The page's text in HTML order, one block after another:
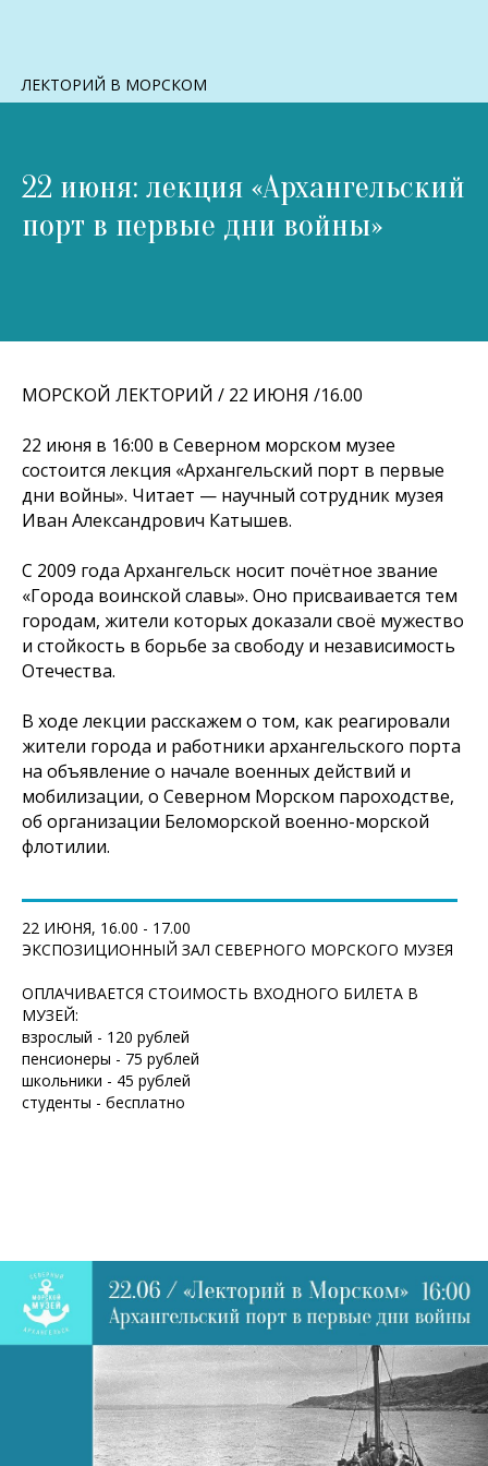
ЛЕКТОРИЙ В МОРСКОМ
22 июня: лекция «Архангельский
порт в первые дни войны»
МОРСКОЙ ЛЕКТОРИЙ / 22 ИЮНЯ /16.00
22 июня в 16:00 в Северном морском музее
состоится лекция «Архангельский порт в первые
дни войны». Читает — научный сотрудник музея
Иван Александрович Катышев.
С 2009 года Архангельск носит почётное звание
«Города воинской славы». Оно присваивается тем
городам, жители которых доказали своё мужество
и стойкость в борьбе за свободу и независимость
Отечества.
В ходе лекции расскажем о том, как реагировали
жители города и работники архангельского порта
на объявление о начале военных действий и
мобилизации, о Северном Морском пароходстве,
об организации Беломорской военно-морской
флотилии.
22 ИЮНЯ, 16.00 - 17.00
ЭКСПОЗИЦИОННЫЙ ЗАЛ СЕВЕРНОГО МОРСКОГО МУЗЕЯ
ОПЛАЧИВАЕТСЯ СТОИМОСТЬ ВХОДНОГО БИЛЕТА В
МУЗЕЙ:
взрослый - 120 рублей
пенсионеры - 75 рублей
школьники - 45 рублей
студенты - бесплатно